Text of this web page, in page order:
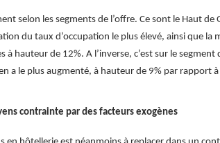
selon les segments de l’offre. Ce sont le Haut de
du taux d’occupation le plus élevé, ainsi que la
à hauteur de 12%. A l’inverse, c’est sur le segment
a le plus augmenté, à hauteur de 9% par rapport
contrainte par des facteurs exogènes